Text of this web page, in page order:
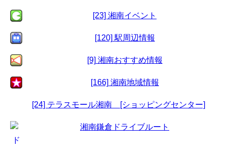
[23] 湘南イベント
[120] 駅周辺情報
[9] 湘南おすすめ情報
[166] 湘南地域情報
[24] テラスモール湘南 [ショッピングセンター]
湘南鎌倉ドライブルート